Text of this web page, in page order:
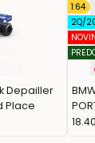
Depailler
Place
GT,
1:64
2Q/